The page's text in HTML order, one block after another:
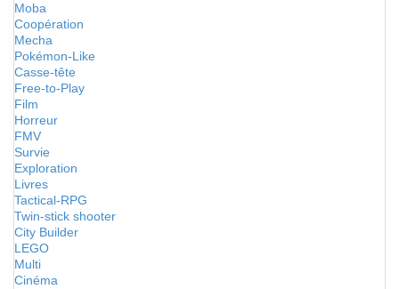
Moba
Coopération
Mecha
Pokémon-Like
Casse-tête
Free-to-Play
Film
Horreur
FMV
Survie
Exploration
Livres
Tactical-RPG
Twin-stick shooter
City Builder
LEGO
Multi
Cinéma